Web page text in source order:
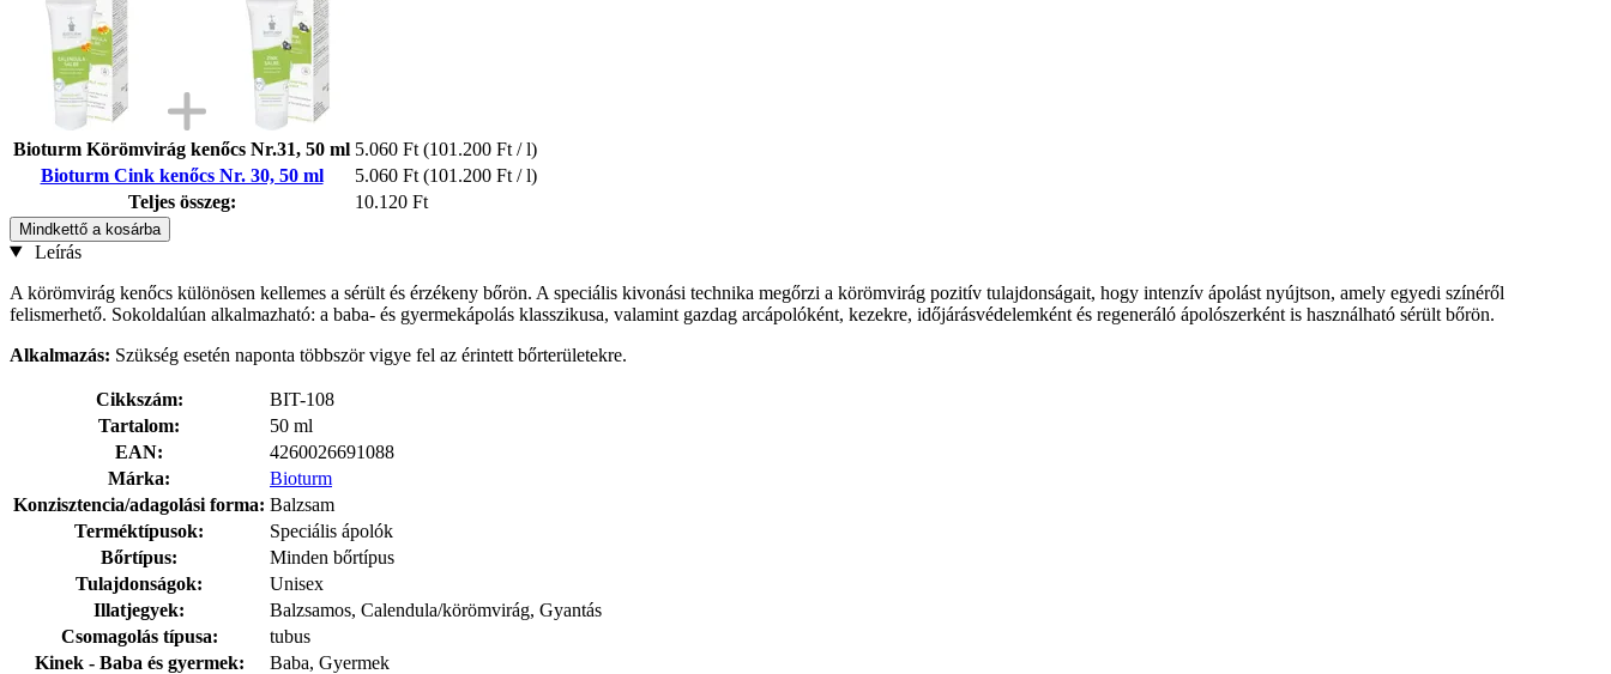
Bioturm Körömvirág kenőcs Nr.31, 50 ml 5.060 Ft (101.200 Ft / l)
Bioturm Cink kenőcs Nr. 30, 50 ml
5.060 Ft (101.200 Ft / l)
Teljes összeg:
10.120 Ft
Mindkettő a kosárba
Leírás
A körömvirág kenőcs különösen kellemes a sérült és érzékeny bőrön. A speciális kivonási technika megőrzi a körömvirág pozitív tulajdonságait, hogy intenzív ápolást nyújtson, amely egyedi színéről
felismerhető. Sokoldalúan alkalmazható: a baba- és gyermekápolás klasszikusa, valamint gazdag arcápolóként, kezekre, időjárásvédelemként és regeneráló ápolószerként is használható sérült bőrön.
Alkalmazás: Szükség esetén naponta többször vigye fel az érintett bőrterületekre.
Cikkszám:
BIT-108
Tartalom:
50 ml
EAN:
4260026691088
Márka:
Bioturm
Konzisztencia/adagolási forma: Balzsam
Terméktípusok:
Speciális ápolók
Bőrtípus:
Minden bőrtípus
Tulajdonságok:
Unisex
Illatjegyek:
Balzsamos, Calendula/körömvirág, Gyantás
Csomagolás típusa:
tubus
Kinek - Baba és gyermek:
Baba, Gyermek